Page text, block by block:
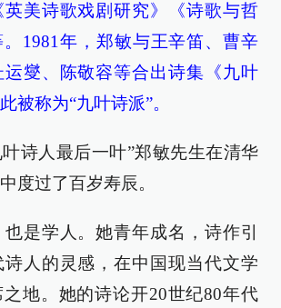
英美诗歌戏剧研究》《诗歌与哲
1981年，郑敏与王辛笛、曹辛
运燮、陈敬容等合出诗集《九叶
被称为“九叶诗派”。
诗人最后一叶”郑敏先生在清华
度过了百岁寿辰。
是学人。她青年成名，诗作引
人的灵感，在中国现当代文学
地。她的诗论开20世纪80年代